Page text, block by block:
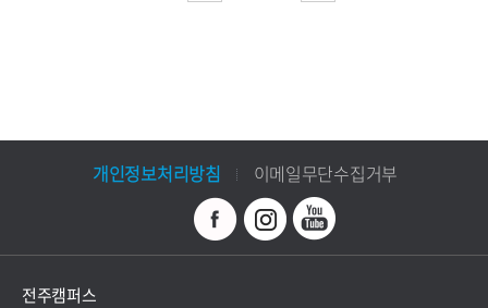
개인정보처리방침 이메일무단수집거부
전주캠퍼스